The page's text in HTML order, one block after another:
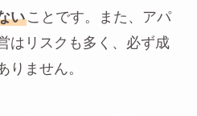
いことです。また、アパ
はリスクも多く、必ず成
りません。